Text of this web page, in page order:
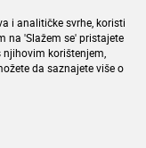
i analitičke svrhe, koristi
na 'Slažem se' pristajete
korištenjem,
da saznajete više o